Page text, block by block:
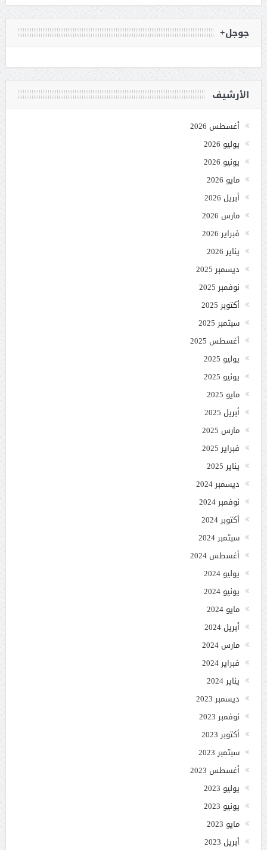
جوجل+
الأرشيف
أغسطس 2026
يوليو 2026
يونيو 2026
مايو 2026
أبريل 2026
مارس 2026
فبراير 2026
يناير 2026
ديسمبر 2025
نوفمبر 2025
أكتوبر 2025
سبتمبر 2025
أغسطس 2025
يوليو 2025
يونيو 2025
مايو 2025
أبريل 2025
مارس 2025
فبراير 2025
يناير 2025
ديسمبر 2024
نوفمبر 2024
أكتوبر 2024
سبتمبر 2024
أغسطس 2024
يوليو 2024
يونيو 2024
مايو 2024
أبريل 2024
مارس 2024
فبراير 2024
يناير 2024
ديسمبر 2023
نوفمبر 2023
أكتوبر 2023
سبتمبر 2023
أغسطس 2023
يوليو 2023
يونيو 2023
مايو 2023
أبريل 2023